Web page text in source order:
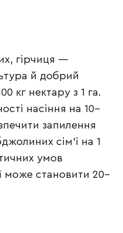
гірчиця —
й добрий
кг нектару з 1 га.
насіння на 10–
запилення
сім’ї на 1
умов
може становити 20–